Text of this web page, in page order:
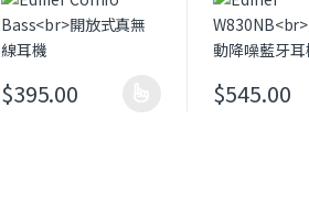
$395.00
此產品有多種款式。 可在產品頁面選擇選項
$545.00
此產品有多種